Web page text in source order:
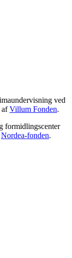
ved
afVillum Fonden.
formidlingscenter
Nordea-fonden.